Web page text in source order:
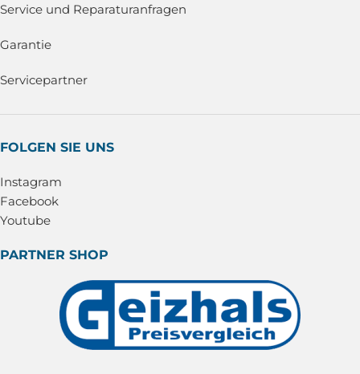
Service und Reparaturanfragen
Garantie
Servicepartner
FOLGEN SIE UNS
Instagram
Facebook
Youtube
PARTNER SHOP